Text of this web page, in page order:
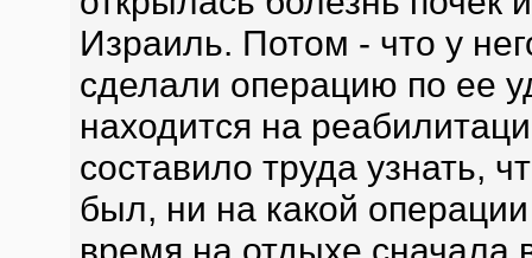
Израиль. Потом - что у
сделали операцию по ее
находится на
составило труда узнать,
был, ни на какой
время на отдыхе сначала